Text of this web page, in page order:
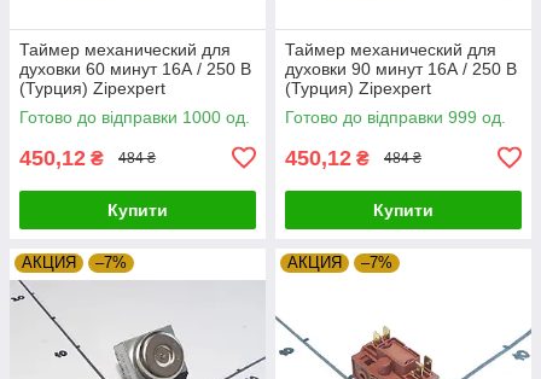
Таймер механический для
духовки 60 минут 16А / 250 В
(Турция) Zipexpert
Готово до відправки 1000 од.
450,12 ₴ 484 ₴
Купити
Таймер механический для
духовки 90 минут 16А / 250 В
(Турция) Zipexpert
Готово до відправки 999 од.
450,12 ₴ 484 ₴
Купити
АКЦИЯ –7% АКЦИЯ –7%